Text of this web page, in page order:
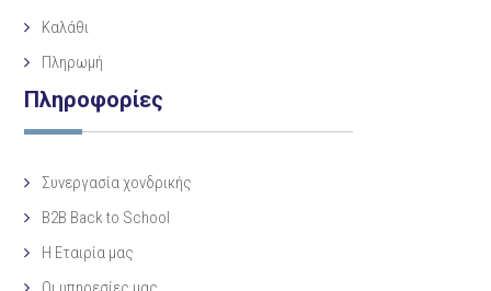
Καλάθι
Πληρωμή
Πληροφορίες
Συνεργασία χονδρικής
B2B Back to School
Η Eταιρία μας